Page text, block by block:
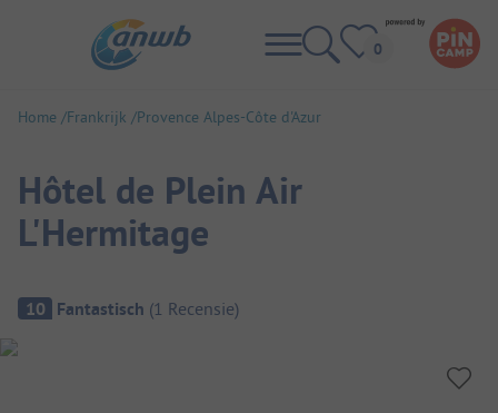
Home Frankrijk Provence Alpes-Côte d'Azur
Hôtel de Plein Air
L'Hermitage
Camping overzicht
10 Fantastisch (1 Recensie)